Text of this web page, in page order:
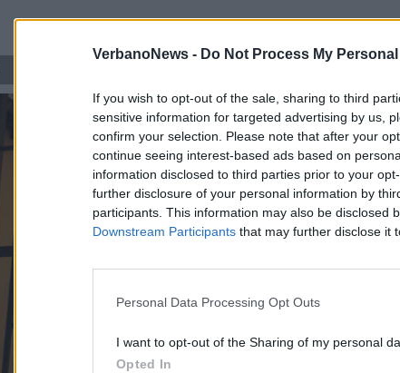
VerbanoNews - Do Not Process My
If you wish to opt-out of the sale, sharing to third
sensitive information for targeted advertising by us,
confirm your selection. Please note that after your
continue seeing interest-based ads based on
information disclosed to third parties prior to your
further disclosure of your personal information by
participants. This information may also be disclosed
Downstream Participants that may further disclose it
Personal Data Processing Opt Outs
I want to opt-out of the Sharing of my personal
Opted In